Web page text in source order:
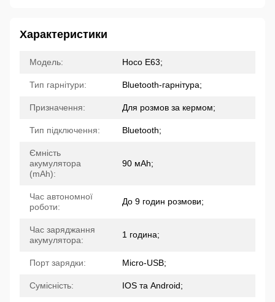
Характеристики
Модель: Hoco E63;
Тип гарнітури: Bluetooth-гарнітура;
Призначення: Для розмов за кермом;
Тип підключення: Bluetooth;
Ємність
акумулятора
(mAh):
90 мАh;
Час автономної
роботи:
До 9 годин розмови;
Час заряджання
акумулятора:
1 година;
Порт зарядки: Micro-USB;
Сумісність: IOS та Android;